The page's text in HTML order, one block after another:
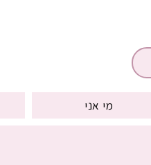
מי אני